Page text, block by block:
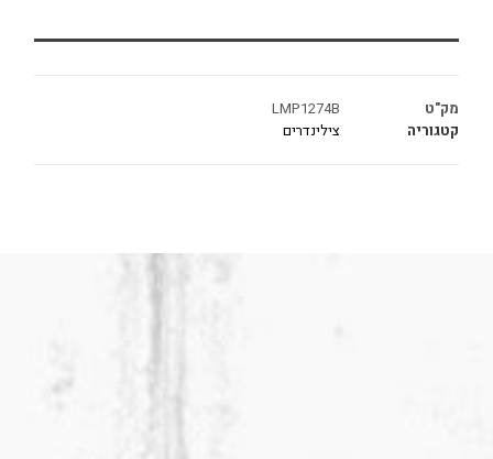
מק"ט
LMP1274B
קטגוריה
צילינדרים